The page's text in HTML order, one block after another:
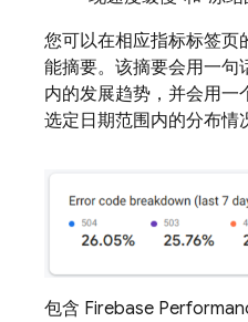
您可以在相应指标标签页
能摘要。该摘要会用一句
内的发展趋势，并会用一
选定日期范围内的分布情
包含 Firebase